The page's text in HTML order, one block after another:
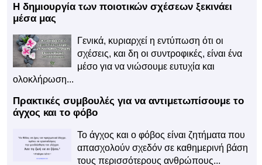
Η δημιουργία των ποιοτικών σχέσεων ξεκινάει
μέσα μας
Γενικά, κυριαρχεί η εντύπωση ότι οι
σχέσεις, και δη οι συντροφικές, είναι ένα
μέσο για να νιώσουμε ευτυχία και
ολοκλήρωση...
Πρακτικές συμβουλές για να αντιμετωπίσουμε το
άγχος και το φόβο
Το άγχος και ο φόβος είναι ζητήματα που
απασχολούν σχεδόν σε καθημερινή βάση
τους περισσότερους ανθρώπους...